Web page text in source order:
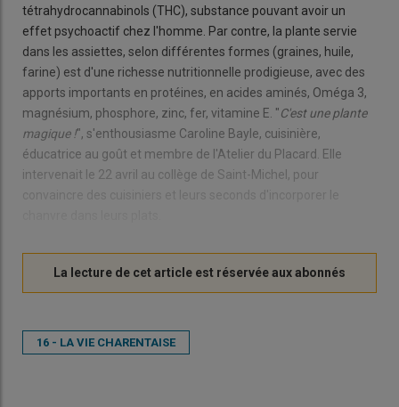
tétrahydrocannabinols (THC), substance pouvant avoir un
effet psychoactif chez l'homme. Par contre, la plante servie
dans les assiettes, selon différentes formes (graines, huile,
farine) est d'une richesse nutritionnelle prodigieuse, avec des
apports importants en protéines, en acides aminés, Oméga 3,
magnésium, phosphore, zinc, fer, vitamine E. "C'est une plante
magique !", s'enthousiasme Caroline Bayle, cuisinière,
éducatrice au goût et membre de l'Atelier du Placard. Elle
intervenait le 22 avril au collège de Saint-Michel, pour
convaincre des cuisiniers et leurs seconds d'incorporer le
16 - LA VIE CHARENTAISE